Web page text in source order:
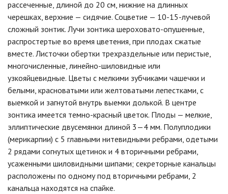
рассеченные, длиной до 20 см, нижние на длинных
черешках, верхние — сидячие. Соцветие — 10-15-лучевой
сложный зонтик. Лучи зонтика шероховато-опушенные,
распростертые во время цветения, при плодах сжатые
вместе. Листочки обертки трехраздельные или перистые,
многочисленные, линейно-шиловидные или
узкояйцевидные. Цветы с мелкими зубчиками чашечки и
белыми, красноватыми или желтоватыми лепестками, с
выемкой и загнутой внутрь выемки долькой. В центре
зонтика имеется темно-красный цветок. Плоды — мелкие,
эллиптические двусемянки длиной 3—4 мм. Полуплодики
(мерикарпии) с 5 главными нитевидными ребрами, одетыми
2 рядами согнутых щетинок и 4 вторичными ребрами,
усаженными шиловидными шипами; секреторные канальцы
расположены по одному под вторичными ребрами, 2
канальца находятся на спайке.